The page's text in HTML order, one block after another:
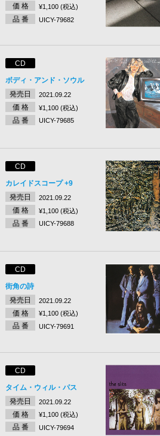
価 格 ¥1,100 (税込)
品 番 UICY-79682
CD
ボディ・アンド・ソウル
発売日
2021.09.22
価 格 ¥1,100 (税込)
品 番 UICY-79685
CD
カレイドスコープ +9
発売日
2021.09.22
価 格 ¥1,100 (税込)
品 番 UICY-79688
CD
街角の詩
発売日
2021.09.22
価 格 ¥1,100 (税込)
品 番 UICY-79691
CD
タイム・ウィル・パス
発売日
2021.09.22
価 格 ¥1,100 (税込)
品 番 UICY-79694